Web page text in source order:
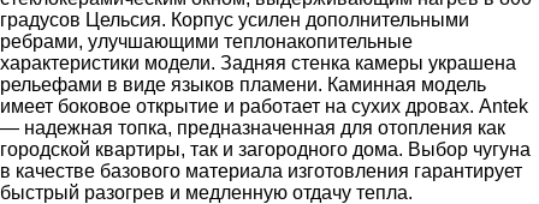
градусов Цельсия. Корпус усилен дополнительными
ребрами, улучшающими теплонакопительные
характеристики модели. Задняя стенка камеры украшена
рельефами в виде языков пламени. Каминная модель
имеет боковое открытие и работает на сухих дровах. Antek
— надежная топка, предназначенная для отопления как
городской квартиры, так и загородного дома. Выбор чугуна
в качестве базового материала изготовления гарантирует
быстрый разогрев и медленную отдачу тепла.